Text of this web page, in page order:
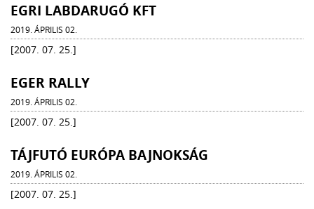
EGRI LABDARUGÓ KFT
2019. ÁPRILIS 02.
[2007. 07. 25.]
EGER RALLY
2019. ÁPRILIS 02.
[2007. 07. 25.]
TÁJFUTÓ EURÓPA BAJNOKSÁG
2019. ÁPRILIS 02.
[2007. 07. 25.]